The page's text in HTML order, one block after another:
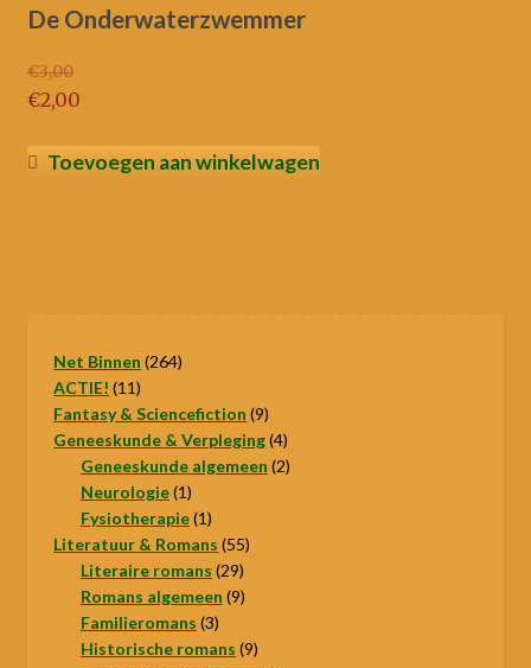
De Onderwaterzwemmer
€3,00
Oorspronkelijke
was:
€2,00
prijsToevoegen aan winkelwagen
Net Binnen 264264
ACTIE! 1111
producten
Fantasy & Sciencefiction 99
producten
Geneeskunde & Verpleging 44
producten
Geneeskunde algemeen 22
Neurologie 11
product
Fysiotherapie 11
product
Literatuur & Romans 5555
Literaire romans 2929
producten
Romans algemeen 99
Familieromans 33
producten
Historische romans 99